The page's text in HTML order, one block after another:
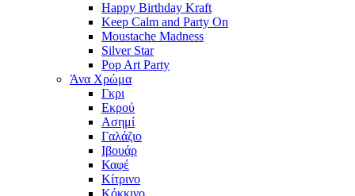
Happy Birthday Kraft
Keep Calm and Party On
Moustache Madness
Silver Star
Pop Art Party
Άνα Χρώμα
Γκρι
Εκρού
Ασημί
Γαλάζιο
Ιβουάρ
Καφέ
Κίτρινο